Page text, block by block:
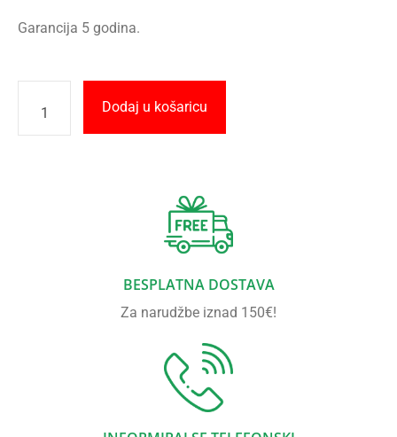
Garancija 5 godina.
Dodaj u košaricu
BESPLATNA DOSTAVA
Za narudžbe iznad 150€!